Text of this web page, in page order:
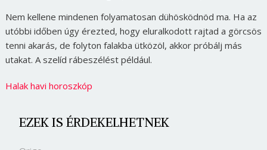
Nem kellene mindenen folyamatosan dühösködnöd ma. Ha az
utóbbi időben úgy érezted, hogy eluralkodott rajtad a görcsös
tenni akarás, de folyton falakba ütközöl, akkor próbálj más
utakat. A szelíd rábeszélést például.
Halak havi horoszkóp
EZEK IS ÉRDEKELHETNEK